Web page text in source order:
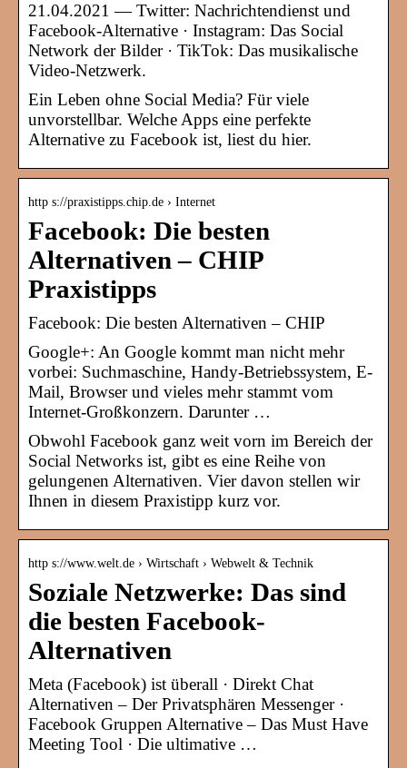
21.04.2021 — Twitter: Nachrichtendienst und
Facebook-Alternative · Instagram: Das Social
Network der Bilder · TikTok: Das musikalische
Video-Netzwerk.
Ein Leben ohne Social Media? Für viele
unvorstellbar. Welche Apps eine perfekte
Alternative zu Facebook ist, liest du hier.
http s://praxistipps.chip.de › Internet
Facebook: Die besten
Alternativen – CHIP
Praxistipps
Facebook: Die besten Alternativen – CHIP
Google+: An Google kommt man nicht mehr
vorbei: Suchmaschine, Handy-Betriebssystem, E-
Mail, Browser und vieles mehr stammt vom
Internet-Großkonzern. Darunter …
Obwohl Facebook ganz weit vorn im Bereich der
Social Networks ist, gibt es eine Reihe von
gelungenen Alternativen. Vier davon stellen wir
Ihnen in diesem Praxistipp kurz vor.
http s://www.welt.de › Wirtschaft › Webwelt & Technik
Soziale Netzwerke: Das sind
die besten Facebook-
Alternativen
Meta (Facebook) ist überall · Direkt Chat
Alternativen – Der Privatsphären Messenger ·
Facebook Gruppen Alternative – Das Must Have
Meeting Tool · Die ultimative …